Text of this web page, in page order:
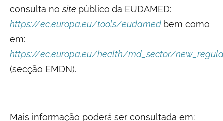
consulta nosite público da EUDAMED:
https://ec.europa.eu/tools/eudamed bem como
em:
https://ec.europa.eu/health/md_sector/
(secção EMDN).
Mais informação poderá ser consultada em: